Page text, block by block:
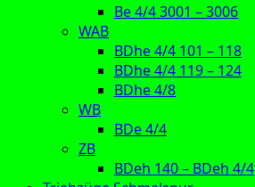
Be 4/4 3001 – 3006
WAB
BDhe 4/4 101 – 118
BDhe 4/4 119 – 124
BDhe 4/8
WB
BDe 4/4
ZB
BDeh 140 – BDeh 4/4